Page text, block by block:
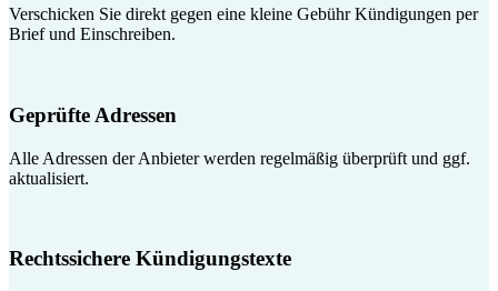
Verschicken Sie direkt gegen eine kleine Gebühr Kündigungen per
Brief und Einschreiben.
Geprüfte Adressen
Alle Adressen der Anbieter werden regelmäßig überprüft und ggf.
aktualisiert.
Rechtssichere Kündigungstexte